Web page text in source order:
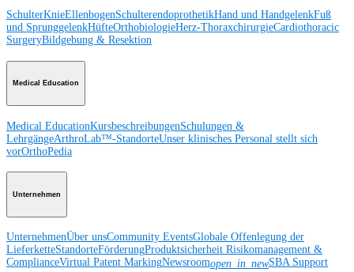
SchulterKnieEllenbogenSchulterendoprothetikHand und HandgelenkFuß
und SprunggelenkHüfteOrthobiologieHerz-ThoraxchirurgieCardiothoracic
SurgeryBildgebung & Resektion
Medical Education
Medical EducationKursbeschreibungenSchulungen &
LehrgängeArthroLab™-StandorteUnser klinisches Personal stellt sich
vorOrthoPedia
Unternehmen
UnternehmenÜber unsCommunity EventsGlobale Offenlegung der
LieferketteStandorteFörderungProduktsicherheit Risikomanagement &
ComplianceVirtual Patent MarkingNewsroomopen_in_newSBA Support